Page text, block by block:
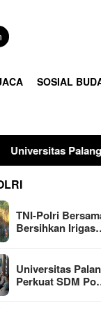
SOSIAL
Raya
TNI-Polri
Bersihkan
Universitas
Perkuat SDM